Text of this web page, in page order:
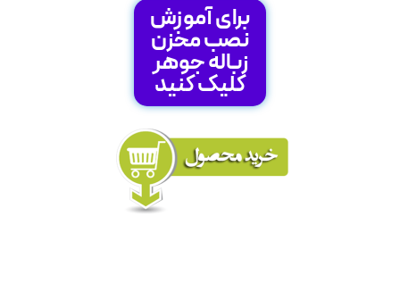
برای آموزش
نصب مخزن
زباله جوهر
کلیک کنید